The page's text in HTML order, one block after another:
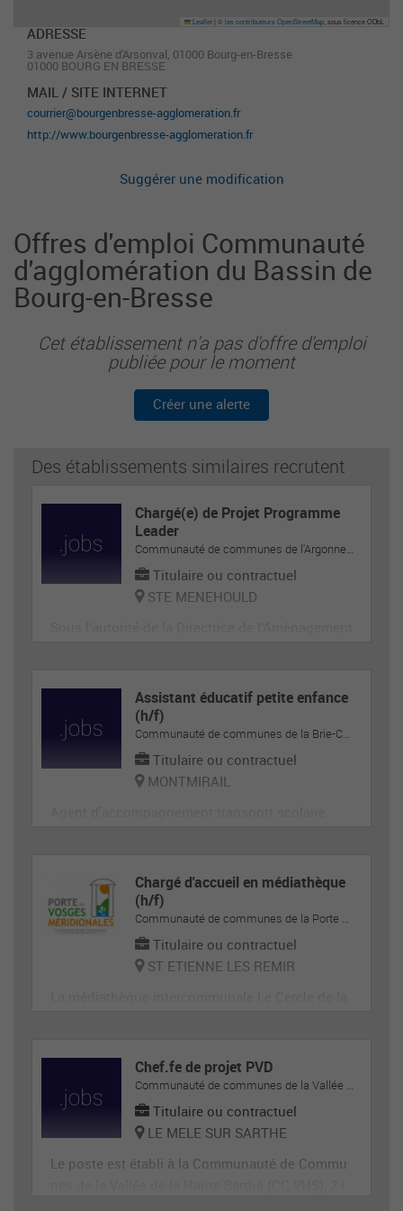
Leaflet ©les contributeurs OpenStreetMap , sous licence ODbL
ADRESSE
3 avenue Arsène d'Arsonval, 01000 Bourg-en-Bresse
01000 BOURG EN BRESSE
MAIL / SITE INTERNET
courrier@bourgenbresse-agglomeration.fr
http://www.bourgenbresse-agglomeration.fr
Suggérer une modification
Offres d'emploi Communauté
d'agglomération du Bassin de
Bourg-en-Bresse
Cet établissement n'a pas d'offre d'emploi
publiée pour le moment
Créer une alerte
Des établissements similaires recrutent
Chargé(e) de Projet Programme
Leader
Communauté de communes de l'Argonne-Champenoise
Titulaire ou contractuel
STE MENEHOULD
Communes de l’Argonne Champenoise et le Vice
-Président en charge de l’Aménagement du Territ
oire
Assistant éducatif petite enfance
(h/f)
Communauté de communes de la Brie-Champenoise
Titulaire ou contractuel
MONTMIRAIL
Chargé d'accueil en médiathèque
(h/f)
Communauté de communes de la Porte des Vosges Méridionales
Titulaire ou contractuel
ST ETIENNE LES REMIR
d'accueil polyvalent ; Accueil, Espace adolescen
t et autres espaces
Chef.fe de projet PVD
Communauté de communes de la Vallée de la Haute-Sarthe
Titulaire ou contractuel
LE MELE SUR SARTHE
Le poste est établi à la Communauté de Commu